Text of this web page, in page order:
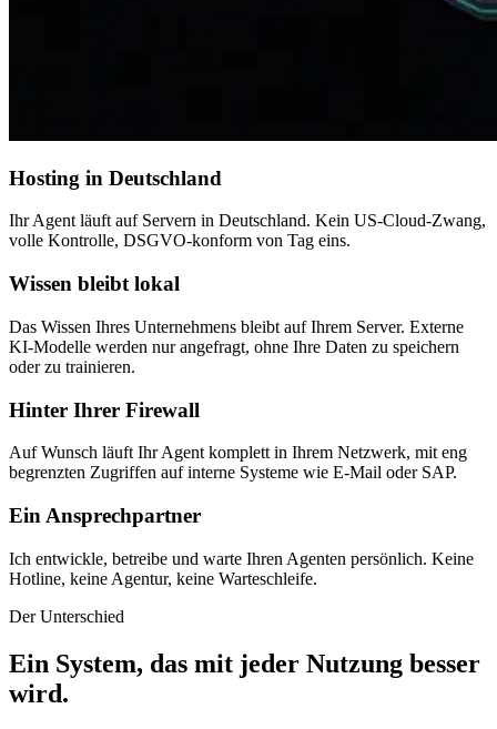
Hosting in Deutschland
Ihr Agent läuft auf Servern in Deutschland. Kein US-Cloud-Zwang,
volle Kontrolle, DSGVO-konform von Tag eins.
Wissen bleibt lokal
Das Wissen Ihres Unternehmens bleibt auf Ihrem Server. Externe
KI-Modelle werden nur angefragt, ohne Ihre Daten zu speichern
oder zu trainieren.
Hinter Ihrer Firewall
Auf Wunsch läuft Ihr Agent komplett in Ihrem Netzwerk, mit eng
begrenzten Zugriffen auf interne Systeme wie E-Mail oder SAP.
Ein Ansprechpartner
Ich entwickle, betreibe und warte Ihren Agenten persönlich. Keine
Hotline, keine Agentur, keine Warteschleife.
Der Unterschied
Ein System, das mit jeder Nutzung besser
wird.